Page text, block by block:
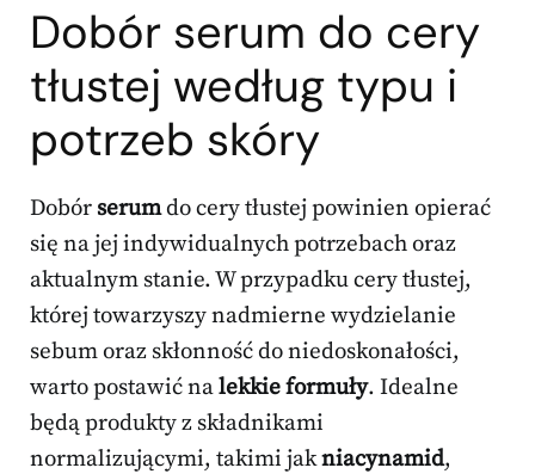
Dobór serum do cery
tłustej według typu i
potrzeb skóry
Dobór serumdo cery tłustej powinien opierać
się na jej indywidualnych potrzebach oraz
aktualnym stanie. W przypadku cery tłustej,
której towarzyszy nadmierne wydzielanie
sebum oraz skłonność do niedoskonałości,
warto postawić nalekkie formuły. Idealne
będą produkty z składnikami
normalizującymi, takimi jakniacynamid,